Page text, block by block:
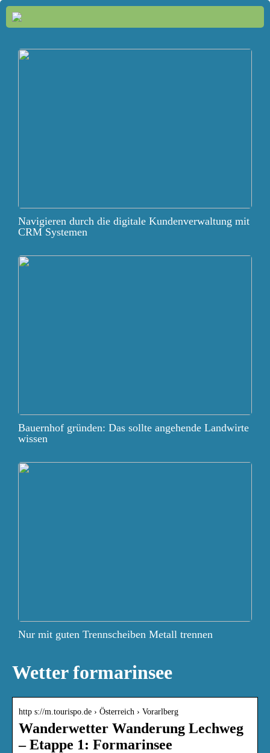
Navigieren durch die digitale Kundenverwaltung mit
CRM Systemen
Bauernhof gründen: Das sollte angehende Landwirte
wissen
Nur mit guten Trennscheiben Metall trennen
Wetter formarinsee
http s://m.tourispo.de › Österreich › Vorarlberg
Wanderwetter Wanderung Lechweg
– Etappe 1: Formarinsee